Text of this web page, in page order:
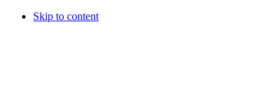
Skip to content